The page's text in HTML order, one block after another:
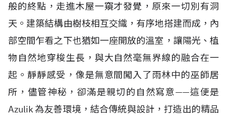
般的終點，走進木屋一窺才發覺，原來一切別有洞
天。建築結構由樹枝相互交織，有序地搭建而成，內
部空間乍看之下也猶如一座開放的溫室，讓陽光、植
物自然地穿梭生長，與大自然毫無界線的融合在一
起。靜靜感受，像是無意間闖入了雨林中的巫師居
所，儘管神秘，卻滿是親切的自然寫意——這便是
Azulik 為友善環境，結合傳統與設計，打造出的精品